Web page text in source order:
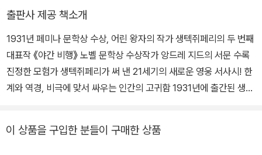
일순간 거대한 혼란이 들이닥쳤다. 그의 사고 소식을 접한 외부 사라
들은 야간 비행을 강력히 주장한 리비에르를 비판할 것이 분명했다.
리비에르는 자신이 아끼는 비행사의 사고와 죽음, 그리고 그것이 자
신이 이끌어 온 야간 비행에 미치게 될 파장과 지금 당장 출발 명령을
기다리고 있는 비행기들 때문에 고민에 휩싸였다. 그리고 결국 그는
명령을 내린다. 파라과이로부터의 항공 우편기가 도착하면, 유럽행
슴 아픈 시련에 굴하지 않을 것이었다.
었다. 1938년 뉴욕에서 티에라델푸에고까지 비행하려고 시도했지만
듬해에 『인간의 대지Terre des hommes』를 발표했고, 이 책으로
아카데미 프랑세즈 소설대상과 미국 내셔널 북 어워드를 수상했다.
제2차 세계 대전 중에는 2/33 비행단(1939~1940)에서 정찰 조종
사로 활동했다. 프랑스가 항복하자 뉴욕에 정착해 1942년에 『전시
ettre a un otage』를 펴냈다. 그의 가장 큰 성공작인 『어린 왕자Le
출판사 제공 책소개
1931년 페미나 문학상 수상, 어린 왕자의 작가 생텍쥐페리의 두 번째
대표작 《야간 비행》 노벨 문학상 수상작가 앙드레 지드의 서문 수록
진정한 모험가 생텍쥐페리가 써 낸 21세기의 새로운 영웅 서사시! 한
계와 역경, 비극에 맞서 싸우는 인간의 고귀함 1931년에 출간된 생텍
호 앙드레 지드의 찬탄으로 더욱 빛을 발했으며 곧 전 세계에 번역되
이 상품을 구입한 분들이 구매한 상품